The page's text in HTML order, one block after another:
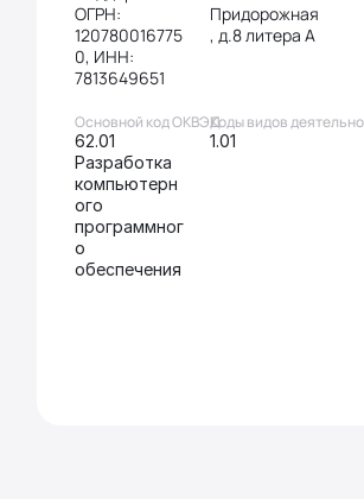
ОГРН:
120780016775
0, ИНН:
7813649651
Придорожная
, д.8 литера А
Основной код ОКВЭД
62.01
Разработка
компьютерн
ого
программног
о
обеспечения
Коды видов
1.01